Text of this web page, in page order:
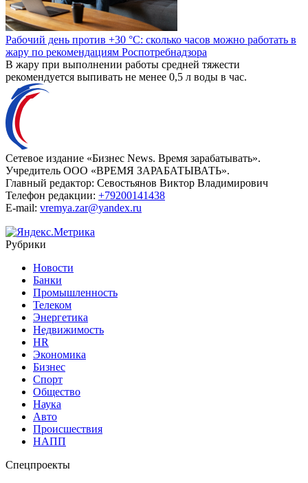
Рабочий день против +30 °C: сколько часов можно работать в
жару по рекомендациям Роспотребнадзора
В жару при выполнении работы средней тяжести
рекомендуется выпивать не менее 0,5 л воды в час.
Сетевое издание «Бизнес News. Время зарабатывать».
Учредитель ООО «ВРЕМЯ ЗАРАБАТЫВАТЬ».
Главный редактор: Севостьянов Виктор Владимирович
Телефон редакции: +79200141438
E-mail: vremya.zar@yandex.ru
Рубрики
Новости
Банки
Промышленность
Телеком
Энергетика
Недвижимость
HR
Экономика
Бизнес
Спорт
Общество
Наука
Авто
Происшествия
НАПП
Спецпроекты